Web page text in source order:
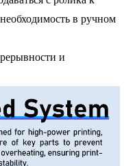
в ручном
и